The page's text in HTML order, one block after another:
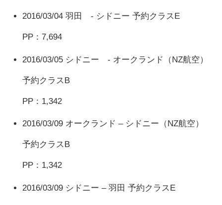
2016/03/04 羽田 - シドニー 予約クラスE
PP：7,694
2016/03/05 シドニー - オークランド（NZ航空）
予約クラスB
PP：1,342
2016/03/09 オークランド – シドニー（NZ航空）
予約クラスB
PP：1,342
2016/03/09 シドニー – 羽田 予約クラスE